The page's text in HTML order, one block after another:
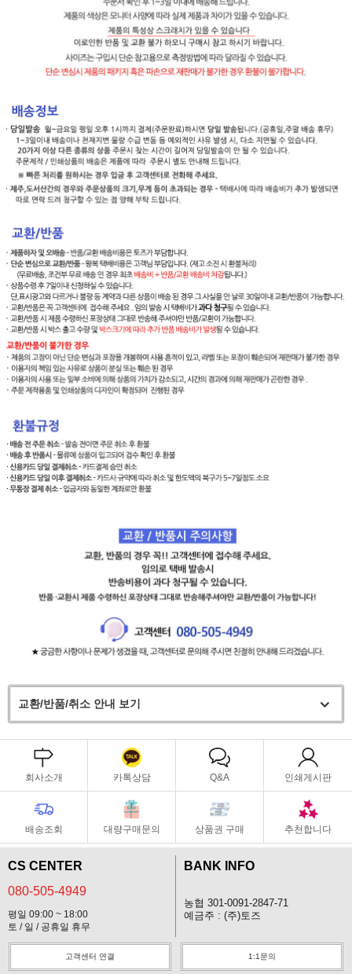
교환/반품/취소 안내 보기
회사소개 카톡상담 Q&A 인쇄게시판
배송조회 대량구매문의 상품권 구매 추천합니다
CS CENTER
080-505-4949
평일 09:00 ~ 18:00
토 / 일 / 공휴일 휴무
BANK INFO
농협 301-0091-2847-71
예금주 : (주)토즈
고객센터 연결 1:1문의